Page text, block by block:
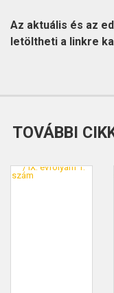
Az aktuális és az
letöltheti a linkre
TOVÁBBI